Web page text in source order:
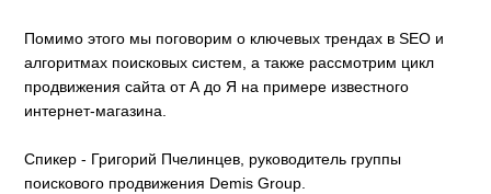
Помимо этого мы поговорим о ключевых трендах в SEO и
алгоритмах поисковых систем, а также рассмотрим цикл
продвижения сайта от А до Я на примере известного
интернет-магазина.
Спикер - Григорий Пчелинцев, руководитель группы
поискового продвижения Demis Group.